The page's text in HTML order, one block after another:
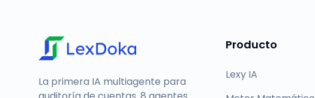
La primera IA multiagente para
Producto
Lexy IA